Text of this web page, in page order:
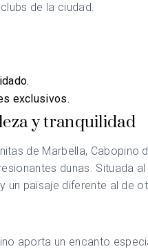
de la ciudad.
exclusivos.
y tranquilidad
de Marbella, Cabopino
dunas. Situada
un paisaje diferente al de
aporta un encanto